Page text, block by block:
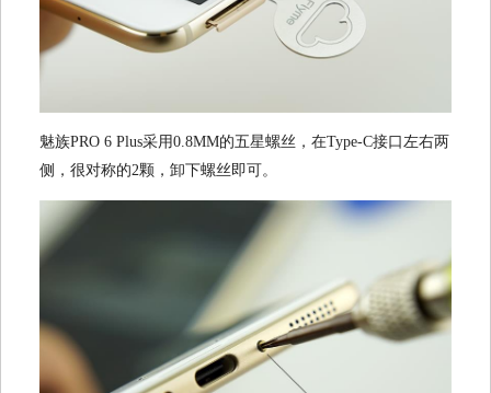
魅族PRO 6 Plus采用0.8MM的五星螺丝，在Type-C接口左右两
侧，很对称的2颗，卸下螺丝即可。